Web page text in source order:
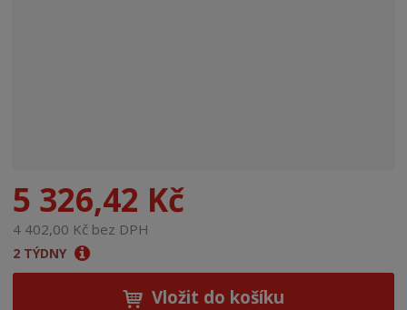
5 326,42 Kč
4 402,00 Kč bez DPH
2 TÝDNY
Vložit do košíku